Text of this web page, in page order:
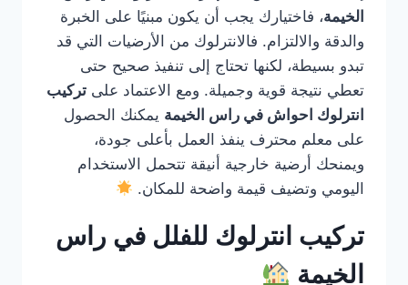
الخيمة، فاختيارك يجب أن يكون مبنيًا على الخبرة
والدقة والالتزام. فالانترلوك من الأرضيات التي قد
تبدو بسيطة، لكنها تحتاج إلى تنفيذ صحيح حتى
تعطي نتيجة قوية وجميلة. ومع الاعتماد على تركيب
انترلوك احواش في راس الخيمة يمكنك الحصول
على معلم محترف ينفذ العمل بأعلى جودة،
ويمنحك أرضية خارجية أنيقة تتحمل الاستخدام
اليومي وتضيف قيمة واضحة للمكان.
تركيب انترلوك للفلل في راس
الخيمة